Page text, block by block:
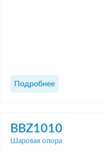
Подробнее
BBZ1010
Шаровая опора